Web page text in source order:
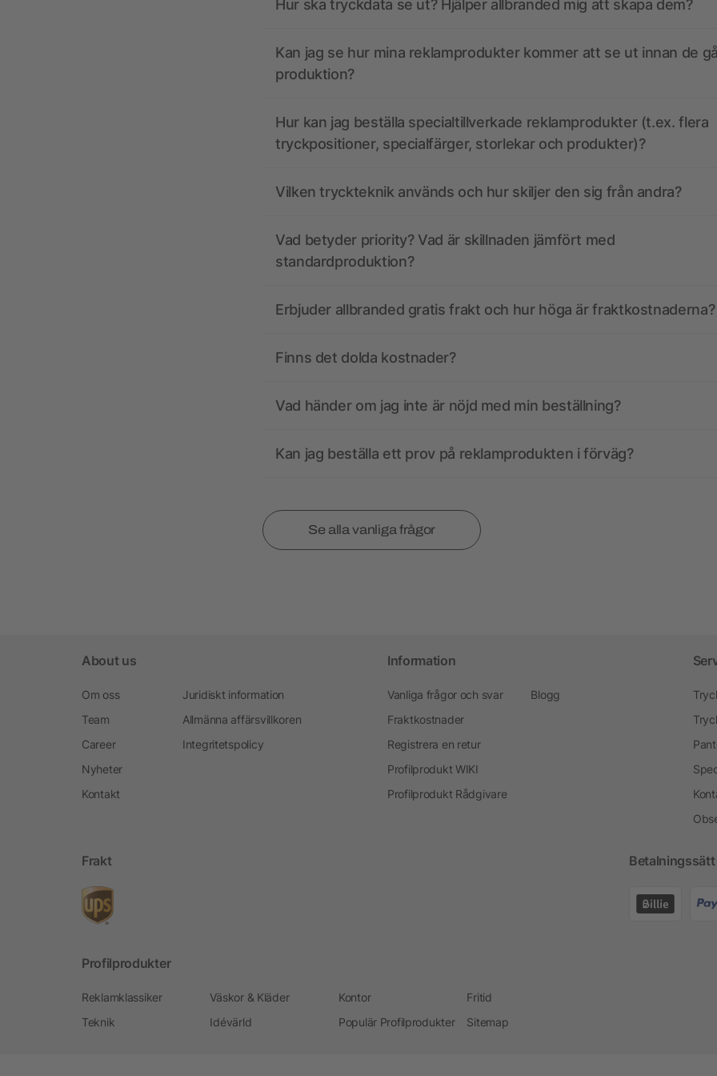
Hur ska tryckdata se ut? Hjälper allbranded mig att skapa dem?
Kan jag se hur mina reklamprodukter kommer att se ut innan de
produktion?
Hur kan jag beställa specialtillverkade reklamprodukter (t.ex. flera
tryckpositioner, specialfärger, storlekar och produkter)?
Vilken tryckteknik används och hur skiljer den sig från andra?
Vad betyder priority? Vad är skillnaden jämfört med
standardproduktion?
Erbjuder allbranded gratis frakt och hur höga är fraktkostnaderna?
Finns det dolda kostnader?
Vad händer om jag inte är nöjd med min beställning?
Kan jag beställa ett prov på reklamprodukten i förväg?
Se alla vanliga frågor
About us
Om oss
Team
Career
Nyheter
Kontakt
Juridiskt information
Allmänna affärsvillkoren
Integritetspolicy
Information
Vanliga frågor och svar
Fraktkostnader
Registrera en retur
Profilprodukt WIKI
Profilprodukt Rådgivare
Blogg
Frakt Betalningssätt
Profilprodukter
Reklamklassiker Väskor & Kläder Kontor
Fritid
Teknik
Idévärld Populär Profilprodukter Sitemap